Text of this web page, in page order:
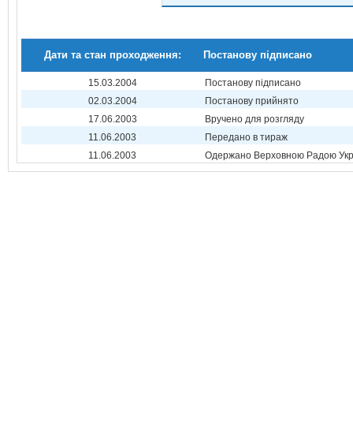
Дати та стан проходження: Постанову підписано
15.03.2004
Постанову підписано
02.03.2004
Постанову прийнято
17.06.2003
Вручено для розгляду
11.06.2003
Передано в тираж
11.06.2003
Одержано Верховною Радою